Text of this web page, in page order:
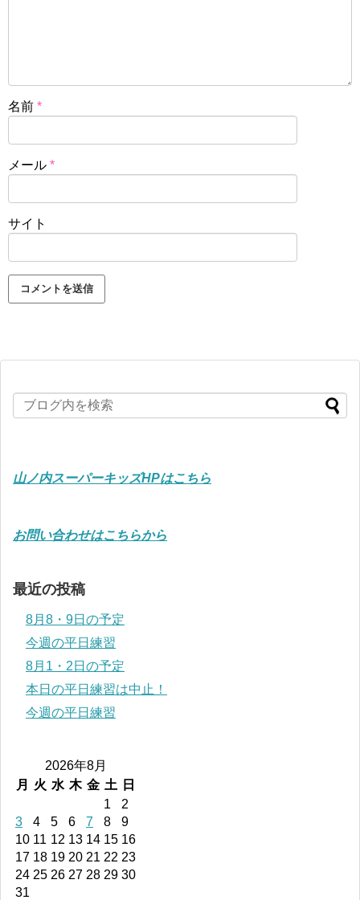
名前 *
メール *
サイト
山ノ内スーパーキッズHPはこちら
お問い合わせはこちらから
最近の投稿
8月8・9日の予定
今週の平日練習
8月1・2日の予定
本日の平日練習は中止！
今週の平日練習
2026年8月
月
火 水 木 金 土
日
1
2
3
4 5 6 7 8
9
10 11 12 13 14 15 16
17 18 19 20 21 22 23
24 25 26 27 28 29 30
31